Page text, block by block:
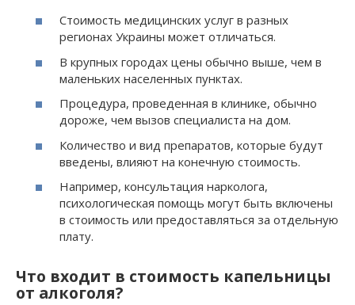
Стоимость медицинских услуг в разных
регионах Украины может отличаться.
В крупных городах цены обычно выше, чем в
маленьких населенных пунктах.
Процедура, проведенная в клинике, обычно
дороже, чем вызов специалиста на дом.
Количество и вид препаратов, которые будут
введены, влияют на конечную стоимость.
Например, консультация нарколога,
психологическая помощь могут быть включены
в стоимость или предоставляться за отдельную
плату.
Что входит в стоимость капельницы
от алкоголя?